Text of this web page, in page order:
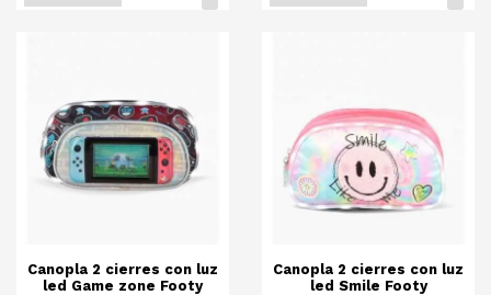
Canopla 2 cierres con luz
led Game zone Footy
Canopla 2 cierres con luz
led Smile Footy